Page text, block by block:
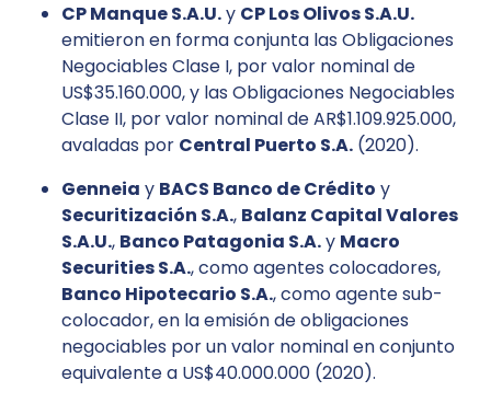
CP Manque S.A.U.y CP Los Olivos S.A.U.
emitieron en forma conjunta las Obligaciones
Negociables Clase I, por valor nominal de
US$35.160.000, y las Obligaciones Negociables
Clase II, por valor nominal de AR$1.109.925.000,
avaladas por Central Puerto S.A. (2020).
Genneia y BACS Banco de Crédito y
Securitización S.A., Balanz Capital Valores
S.A.U., Banco Patagonia S.A.y Macro
Securities S.A., como agentes colocadores,
Banco Hipotecario S.A., como agente sub-
colocador, en la emisión de obligaciones
negociables por un valor nominal en conjunto
equivalente a US$40.000.000 (2020).